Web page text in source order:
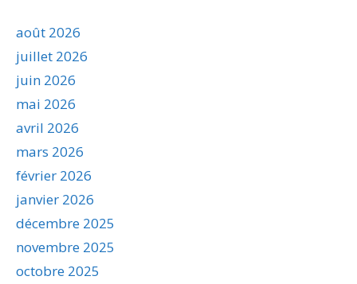
août 2026
juillet 2026
juin 2026
mai 2026
avril 2026
mars 2026
février 2026
janvier 2026
décembre 2025
novembre 2025
octobre 2025